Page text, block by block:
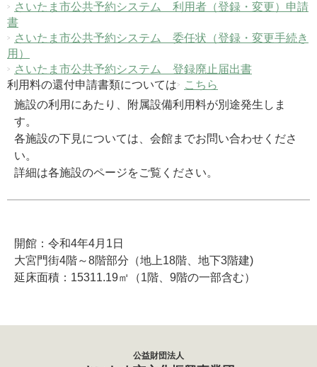
さいたま市公共予約システム 利用者（登録・変更）申請
書
さいたま市公共予約システム 委任状（登録・変更手続き
用）
さいたま市公共予約システム 登録廃止届出書
利用料の還付申請書類については
こちら
施設の利用にあたり、附属設備利用料が別途発生しま
す。
各施設の下見については、会館までお問い合わせくださ
い。
詳細は各施設のページをご覧ください。
開館：令和4年4月1日
大宮門街4階～8階部分（地上18階、地下3階建)
延床面積：15311.19㎡（1階、9階の一部含む）
公益財団法人